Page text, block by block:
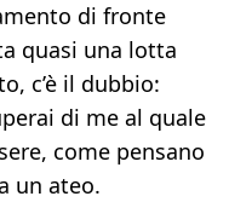
di fronte
quasi una lotta
c’è il dubbio:
di me al quale
come pensano
un ateo.